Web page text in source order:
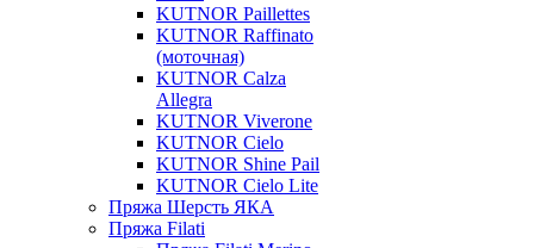
KUTNOR Paillettes
KUTNOR Raffinato
(моточная)
KUTNOR Calza
Allegra
KUTNOR Viverone
KUTNOR Cielo
KUTNOR Shine Pail
KUTNOR Cielo Lite
Пряжа Шерсть ЯКА
Пряжа Filati